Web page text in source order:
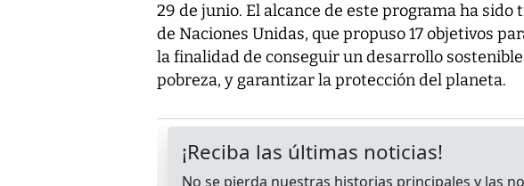
29 de junio. El alcance de este programa ha sido
de Naciones Unidas, que propuso 17 objetivos
la finalidad de conseguir un desarrollo
pobreza, y garantizar la protección del planeta.